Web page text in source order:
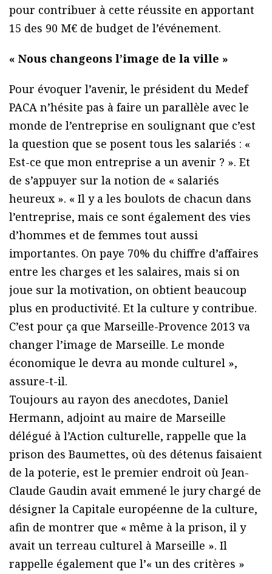
pour contribuer à cette réussite en apportant
15 des 90 M€ de budget de l’événement.
« Nous changeons l’image de la ville »
Pour évoquer l’avenir, le président du Medef
PACA n’hésite pas à faire un parallèle avec le
monde de l’entreprise en soulignant que c’est
la question que se posent tous les salariés : «
Est-ce que mon entreprise a un avenir ? ». Et
de s’appuyer sur la notion de « salariés
heureux ». « Il y a les boulots de chacun dans
l’entreprise, mais ce sont également des vies
d’hommes et de femmes tout aussi
importantes. On paye 70% du chiffre d’affaires
entre les charges et les salaires, mais si on
joue sur la motivation, on obtient beaucoup
plus en productivité. Et la culture y contribue.
C’est pour ça que Marseille-Provence 2013 va
changer l’image de Marseille. Le monde
économique le devra au monde culturel »,
assure-t-il.
Toujours au rayon des anecdotes, Daniel
Hermann, adjoint au maire de Marseille
délégué à l’Action culturelle, rappelle que la
prison des Baumettes, où des détenus faisaient
de la poterie, est le premier endroit où Jean-
Claude Gaudin avait emmené le jury chargé de
désigner la Capitale européenne de la culture,
afin de montrer que « même à la prison, il y
avait un terreau culturel à Marseille ». Il
rappelle également que l’« un des critères »